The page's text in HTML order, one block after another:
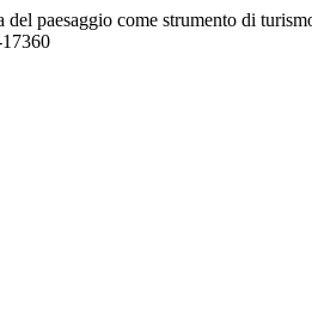
del paesaggio come strumento di